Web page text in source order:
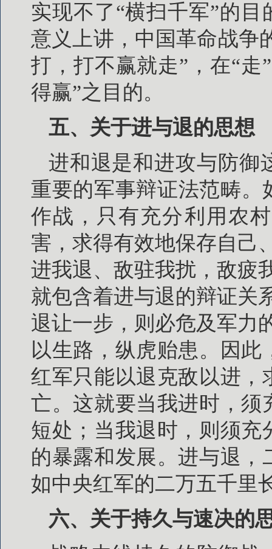
实现不了“横扫千军”的
意义上讲，中国革命战争
打，打不赢就走”，在“
得赢”之目的。
五、关于进与退的思想
进和退是和进攻与防御
重要的军事辩证法范畴。
作战，只有充分利用农
害，求得有效地保存自己
进我退、敌驻我扰，敌疲
就包含着进与退的辩证关
退让一步，则必危及军力
以生路，纵虎贻患。因
红军只能以退克敌以进，
亡。这就要当我进时，须
短处；当我退时，则须
的暴露和发展。进与退
如中央红军的二万五千里
六、关于持久与速决的